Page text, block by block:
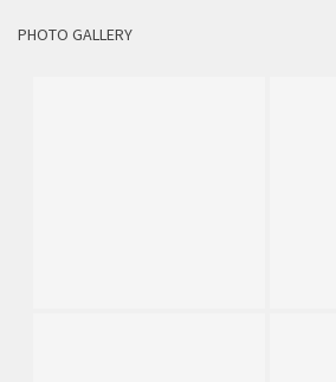
PHOTO GALLERY